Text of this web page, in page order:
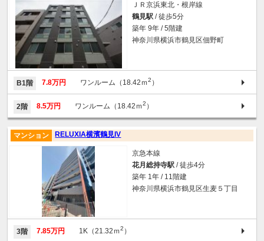
ＪＲ京浜東北・根岸線
鶴見駅 / 徒歩5分
築年 9年 / 5階建
神奈川県横浜市鶴見区佃野町
B1階 7.8万円 ワンルーム（18.42ｍ2 ）
2階 8.5万円 ワンルーム（18.42ｍ2 ）
RELUXIA横濱鶴見IV
マンション
京急本線
花月総持寺駅 / 徒歩4分
築年 1年 / 11階建
神奈川県横浜市鶴見区生麦５丁目
3階 7.85万円 1K（21.32ｍ2 ）